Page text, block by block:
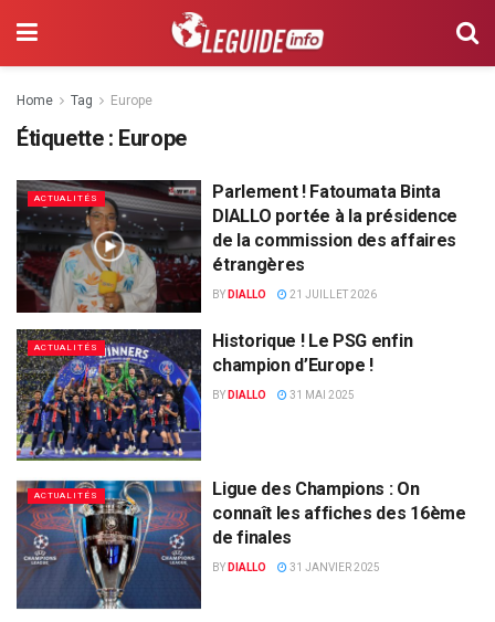
Home Tag Europe
Étiquette : Europe
ACTUALITÉS
Parlement ! Fatoumata Binta
DIALLO portée à la présidence
de la commission des affaires
étrangères
BY DIALLO 21 JUILLET 2026
ACTUALITÉS
Historique ! Le PSG enfin
champion d’Europe !
BY DIALLO 31 MAI 2025
ACTUALITÉS
Ligue des Champions : On
connaît les affiches des 16ème
de finales
BY DIALLO 31 JANVIER 2025